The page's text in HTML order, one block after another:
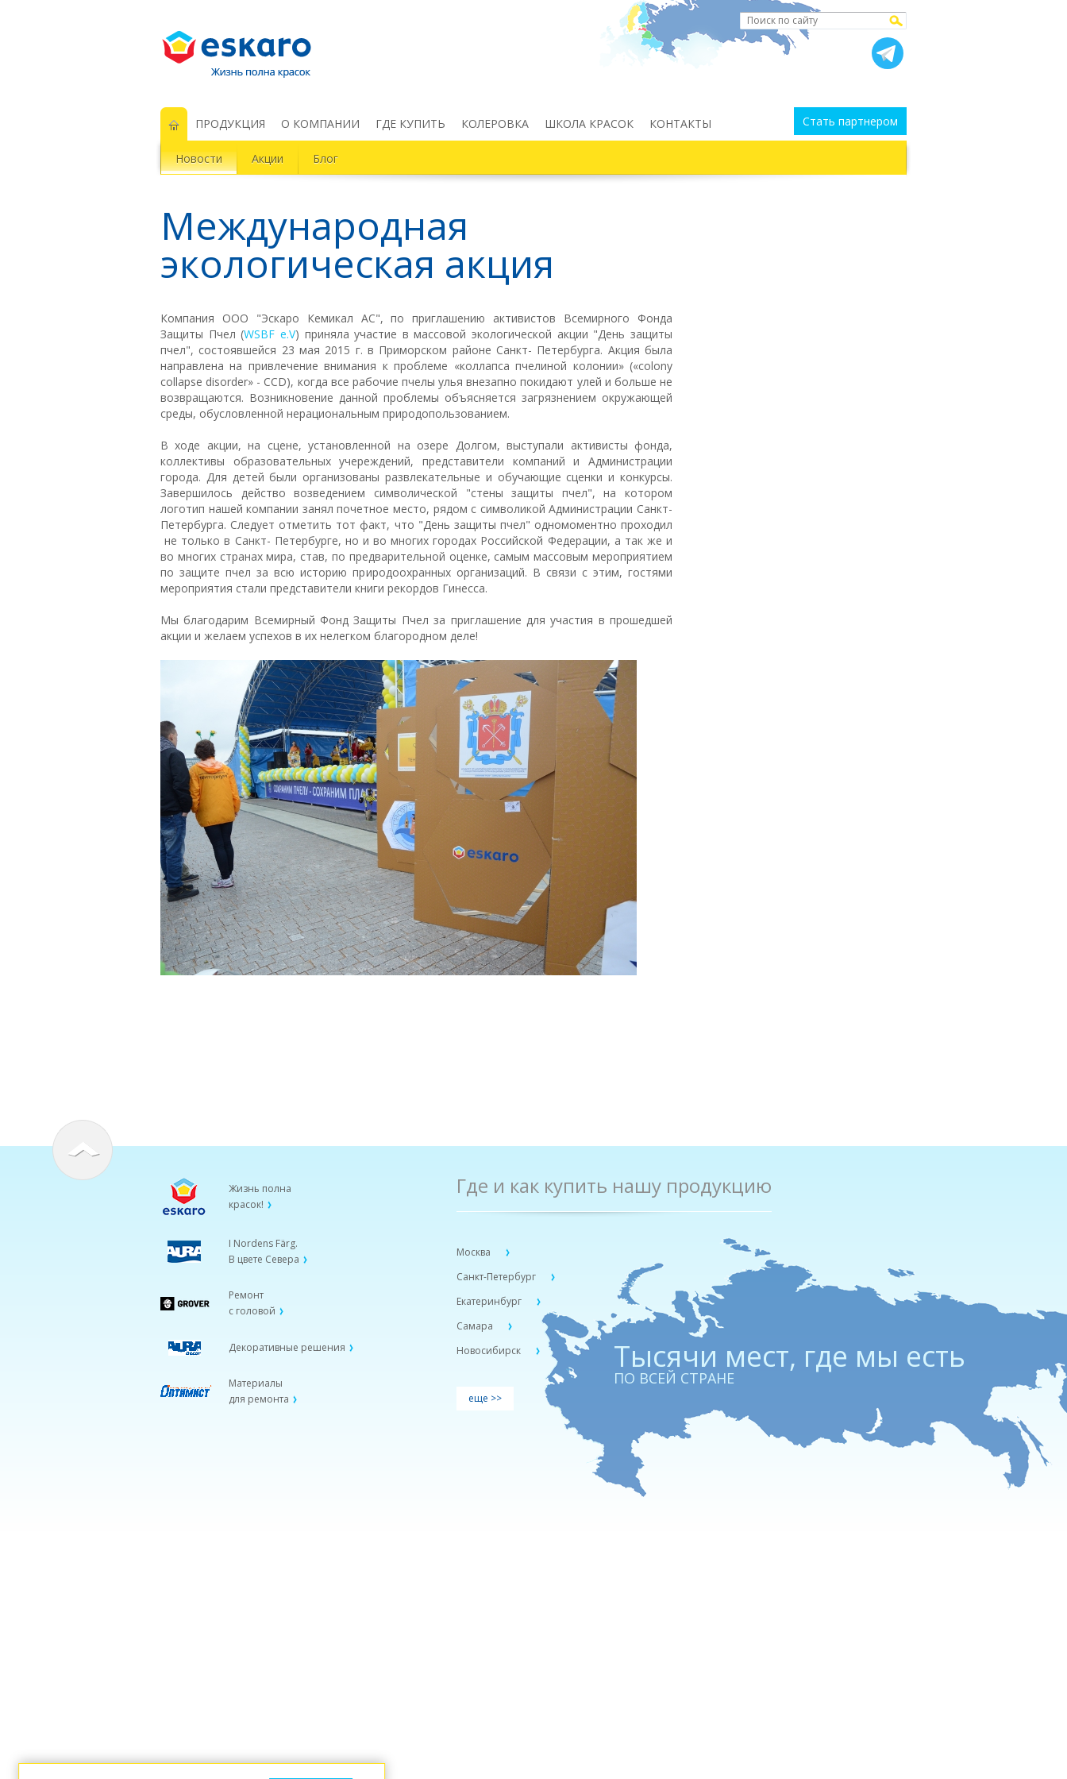
ПРОДУКЦИЯ О КОМПАНИИ ГДЕ КУПИТЬ КОЛЕРОВКА ШКОЛА КРАСОК КОНТАКТЫ Стать партнером
Новости Акции Блог
Международная
экологическая акция
Компания ООО "Эскаро Кемикал АС", по приглашению активистов Всемирного Фонда
Защиты Пчел (WSBF e.V) приняла участие в массовой экологической акции "День защиты
пчел", состоявшейся 23 мая 2015 г. в Приморском районе Санкт- Петербурга. Акция была
направлена на привлечение внимания к проблеме «коллапса пчелиной колонии» («colony
collapse disorder» - CCD), когда все рабочие пчелы улья внезапно покидают улей и больше не
возвращаются. Возникновение данной проблемы объясняется загрязнением окружающей
среды, обусловленной нерациональным природопользованием.
В ходе акции, на сцене, установленной на озере Долгом, выступали активисты фонда,
коллективы образовательных учереждений, представители компаний и Администрации
города. Для детей были организованы развлекательные и обучающие сценки и конкурсы.
Завершилось действо возведением символической "стены защиты пчел", на котором
логотип нашей компании занял почетное место, рядом с символикой Администрации Санкт-
Петербурга. Следует отметить тот факт, что "День защиты пчел" одномоментно проходил
не только в Санкт- Петербурге, но и во многих городах Российской Федерации, а так же и
во многих странах мира, став, по предварительной оценке, самым массовым мероприятием
по защите пчел за всю историю природоохранных организаций. В связи с этим, гостями
мероприятия стали представители книги рекордов Гинесса.
Мы благодарим Всемирный Фонд Защиты Пчел за приглашение для участия в прошедшей
акции и желаем успехов в их нелегком благородном деле!
Жизнь полна
красок!
I Nordens Färg.
В цвете Севера
Ремонт
с головой
Декоративные решения
Материалы
для ремонта
Где и как купить нашу продукцию
Москва
Санкт-Петербург
Екатеринбург
Самара
Новосибирск
еще >>
Тыcячи мест, где мы есть
ПО ВСЕЙ СТРАНЕ